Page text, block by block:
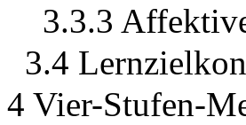
3.3.3
3.4
4 Vier-Stufen-